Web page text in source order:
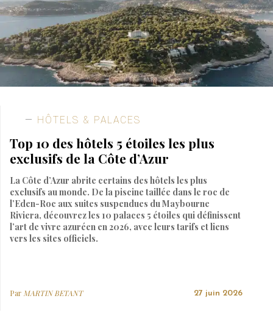
HÔTELS & PALACES
Top 10 des hôtels 5 étoiles les plus
exclusifs de la Côte d’Azur
La Côte d’Azur abrite certains des hôtels les plus
exclusifs au monde. De la piscine taillée dans le roc de
l’Eden-Roc aux suites suspendues du Maybourne
Riviera, découvrez les 10 palaces 5 étoiles qui définissent
l’art de vivre azuréen en 2026, avec leurs tarifs et liens
vers les sites officiels.
Par MARTIN BETANT 27 juin 2026